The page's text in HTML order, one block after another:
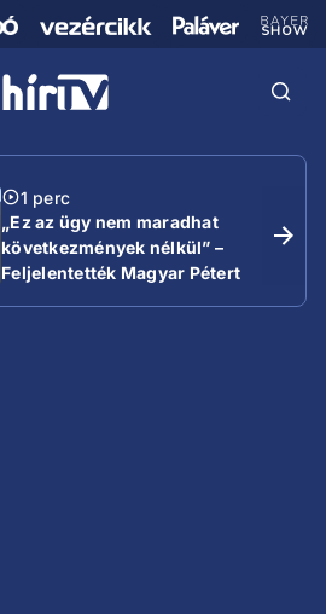
1 perc
„Ez az ügy nem maradhat
következmények nélkül” –
Feljelentették Magyar Pétert